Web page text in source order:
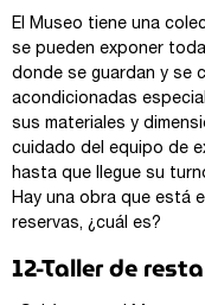
El Museo tiene una
se pueden exponer
donde se guardan y se
acondicionadas
sus materiales y
cuidado del equipo de
hasta que llegue su
Hay una obra que está
reservas, ¿cuál es?
12-Taller de